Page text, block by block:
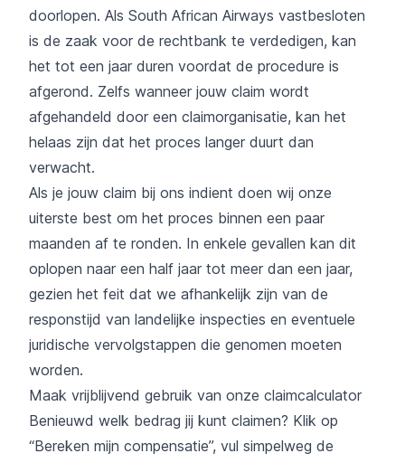
doorlopen. Als South African Airways vastbesloten
is de zaak voor de rechtbank te verdedigen, kan
het tot een jaar duren voordat de procedure is
afgerond. Zelfs wanneer jouw claim wordt
afgehandeld door een claimorganisatie, kan het
helaas zijn dat het proces langer duurt dan
verwacht.
Als je jouw claim bij ons indient doen wij onze
uiterste best om het proces binnen een paar
maanden af te ronden. In enkele gevallen kan dit
oplopen naar een half jaar tot meer dan een jaar,
gezien het feit dat we afhankelijk zijn van de
responstijd van landelijke inspecties en eventuele
juridische vervolgstappen die genomen moeten
worden.
Maak vrijblijvend gebruik van onze claimcalculator
Benieuwd welk bedrag jij kunt claimen? Klik op
“Bereken mijn compensatie”, vul simpelweg de